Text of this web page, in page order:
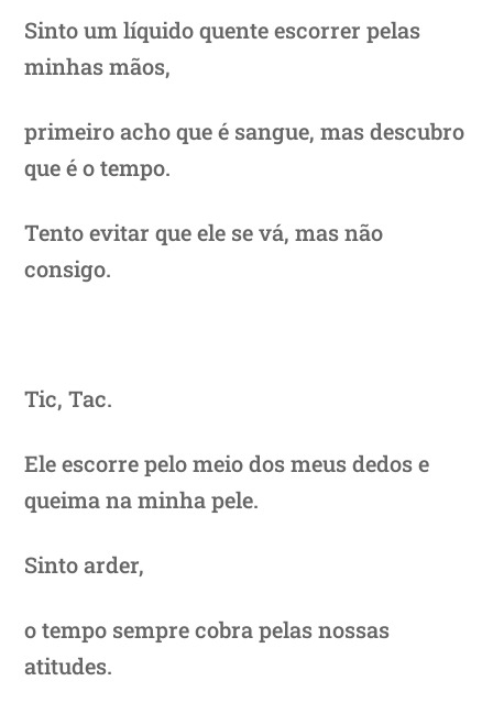
Sinto um líquido quente escorrer pelas
minhas mãos,
primeiro acho que é sangue, mas descubro
que é o tempo.
Tento evitar que ele se vá, mas não
consigo.
Tic, Tac.
Ele escorre pelo meio dos meus dedos e
queima na minha pele.
Sinto arder,
o tempo sempre cobra pelas nossas
atitudes.